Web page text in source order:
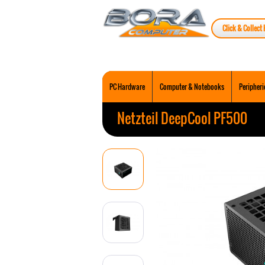
Click & Collect
PC Hardware Computer & Notebooks
Netzteil DeepCool PF500